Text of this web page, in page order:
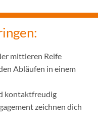
mittleren Reife
Abläufen in einem
kontaktfreudig
zeichnen dich